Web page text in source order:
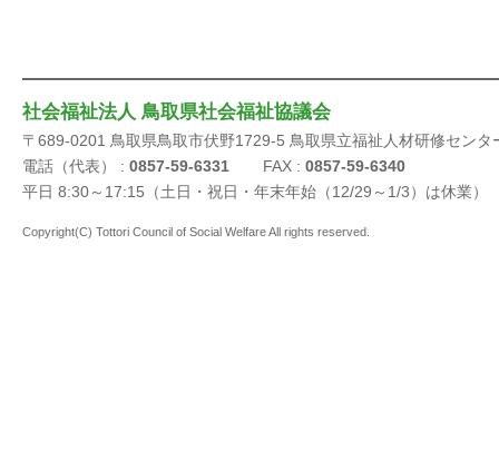
社会福祉法人 鳥取県社会福祉協議会
〒689-0201 鳥取県鳥取市伏野1729-5 鳥取県立福祉人材研修センタ
電話（代表） : 0857-59-6331 FAX : 0857-59-6340
平日 8:30～17:15（土日・祝日・年末年始（12/29～1/3）は休業）
Copyright(C) Tottori Council of Social Welfare All rights reserved.